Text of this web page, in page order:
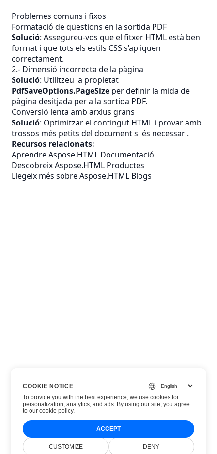
Problemes comuns i fixos
Formatació de qüestions en la sortida PDF
Solució: Assegureu-vos que el fitxer HTML està ben
format i que tots els estils CSS s’apliquen
correctament.
2.- Dimensió incorrecta de la pàgina
Solució: Utilitzeu la propietat
PdfSaveOptions.PageSize per definir la mida de
pàgina desitjada per a la sortida PDF.
Conversió lenta amb arxius grans
Solució: Optimitzar el contingut HTML i provar amb
trossos més petits del document si és necessari.
Recursos relacionats:
Aprendre Aspose.HTML Documentació
Descobreix Aspose.HTML Productes
Llegeix més sobre Aspose.HTML Blogs
COOKIE NOTICE
To provide you with the best experience, we use cookies for
personalization, analytics, and ads. By using our site, you agree
toour cookie policy.
ACCEPT
CUSTOMIZE DENY